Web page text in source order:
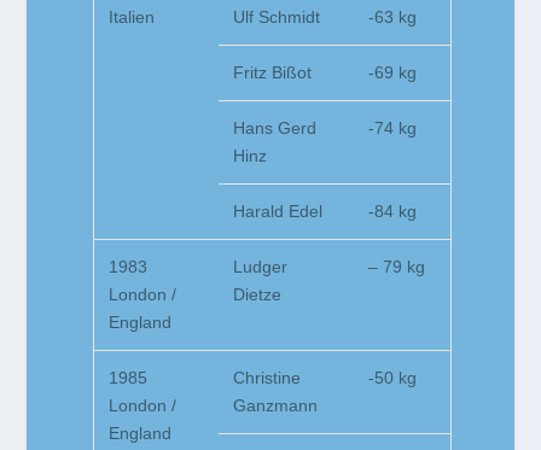
Italien
Ulf Schmidt -63 kg
Fritz Bißot -69 kg
Hans Gerd
Hinz
-74 kg
Harald Edel -84 kg
1983
London /
England
Ludger
Dietze
– 79 kg
1985
London /
England
Christine
Ganzmann
-50 kg